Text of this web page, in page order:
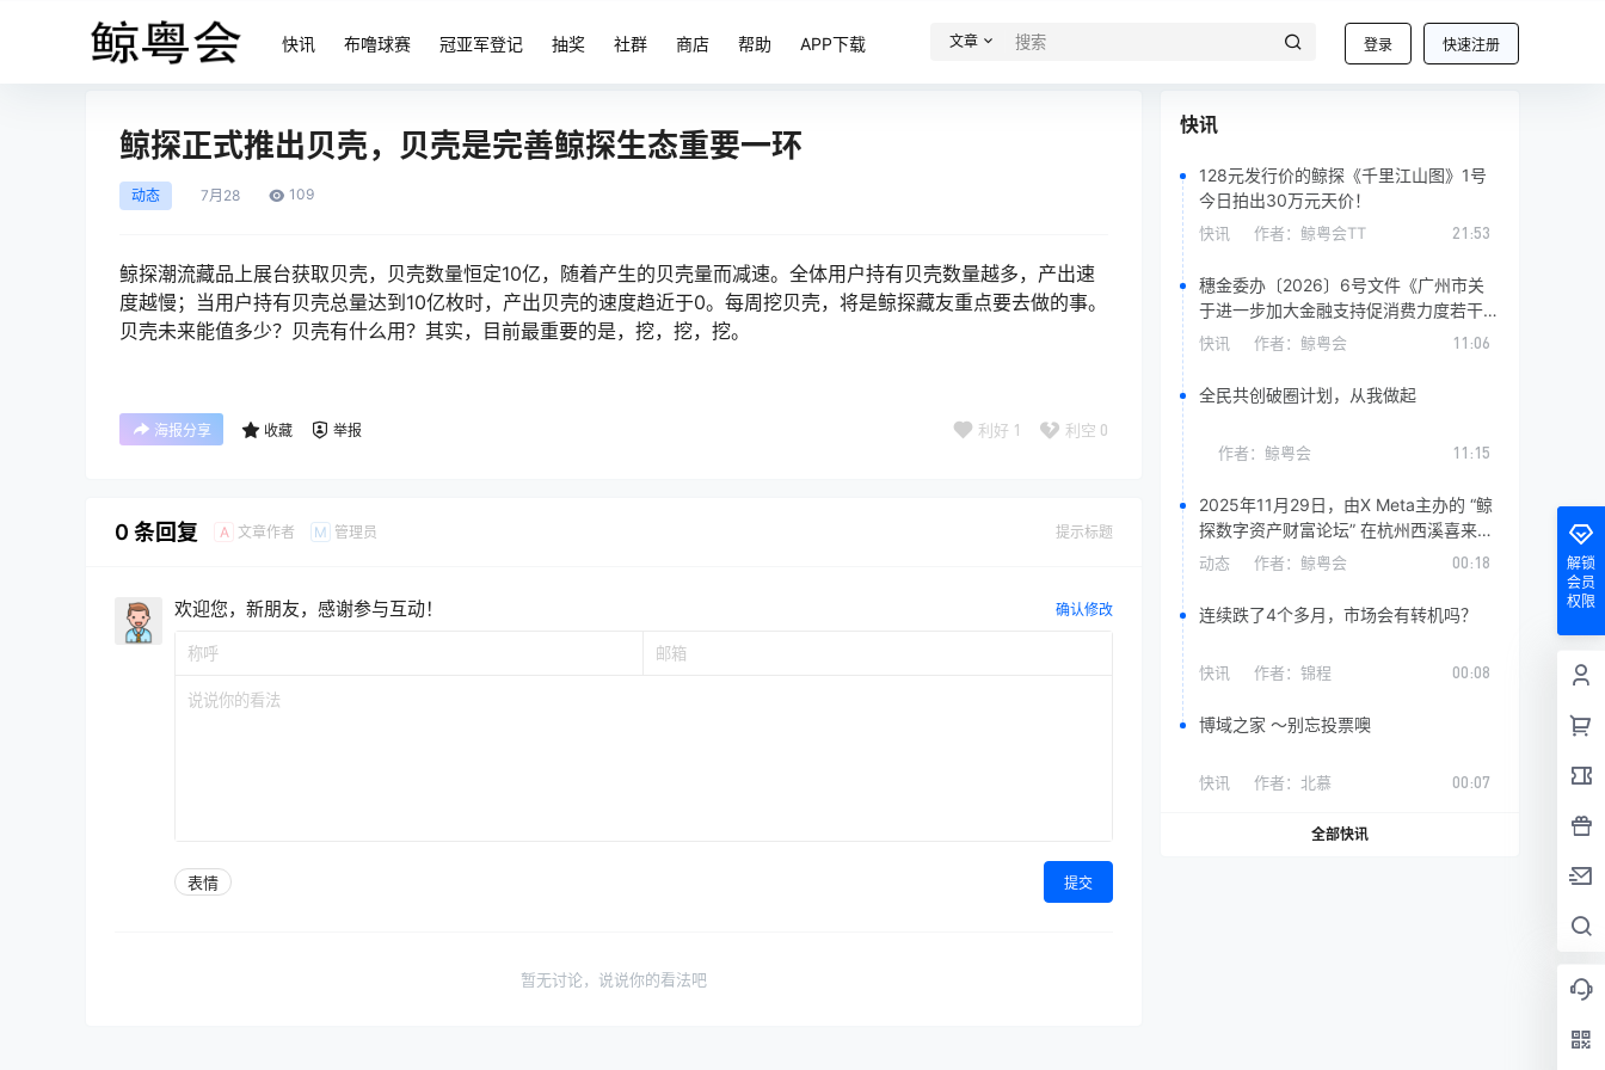
文章 登录 快速注册
快讯 布噜球赛 冠亚军登记 抽奖 社群 商店 帮助 APP下载
鲸探正式推出贝壳，贝壳是完善鲸探生态重要一环
动态 7月 28 109
鲸探潮流藏品上展台获取贝壳，贝壳数量恒定10亿，随着产生的贝壳量而减速。全体用户持有贝壳数量越多，产出速
度越慢；当用户持有贝壳总量达到10亿枚时，产出贝壳的速度趋近于0。每周挖贝壳，将是鲸探藏友重点要去做的事。
贝壳未来能值多少？贝壳有什么用？其实，目前最重要的是，挖，挖，挖。
海报分享 收藏 举报 利好 1 利空 0
0 条回复 A 文章作者 M 管理员 提示标题
欢迎您，新朋友，感谢参与互动！ 确认修改
表情 提交
暂无讨论，说说你的看法吧
快讯
128元发行价的鲸探《千里江山图》1号
今日拍出30万元天价！
快讯 作者： 鲸粤会TT 21:53
穗金委办〔2026〕6号文件《广州市关
于进一步加大金融支持促消费力度若干措
施》支持二次元经济与数字IP消费，围绕
快讯 作者： 鲸粤会 11:06
全民共创破圈计划，从我做起
作者： 鲸粤会 11:15
2025年11月29日，由X Meta主办的 “鲸
探数字资产财富论坛” 在杭州西溪喜来登
度假大酒店国际会议中心成功举行。
动态 作者： 鲸粤会 00:18
连续跌了4个多月，市场会有转机吗？
快讯 作者： 锦程 00:08
博域之家 ～别忘投票噢
快讯 作者： 北慕 00:07
全部快讯
解锁
会员
权限